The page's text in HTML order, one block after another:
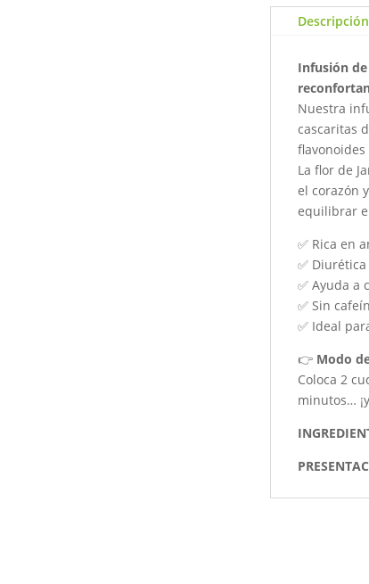
100grDescripción
Infusión
Nuestra
cascaritas
flavonoides
La flor de
el corazón
equilibrar
✅ Rica en
✅
✅ Ayuda a
✅ Sin
✅ Ideal
👉 Modo
Coloca 2
minutos…